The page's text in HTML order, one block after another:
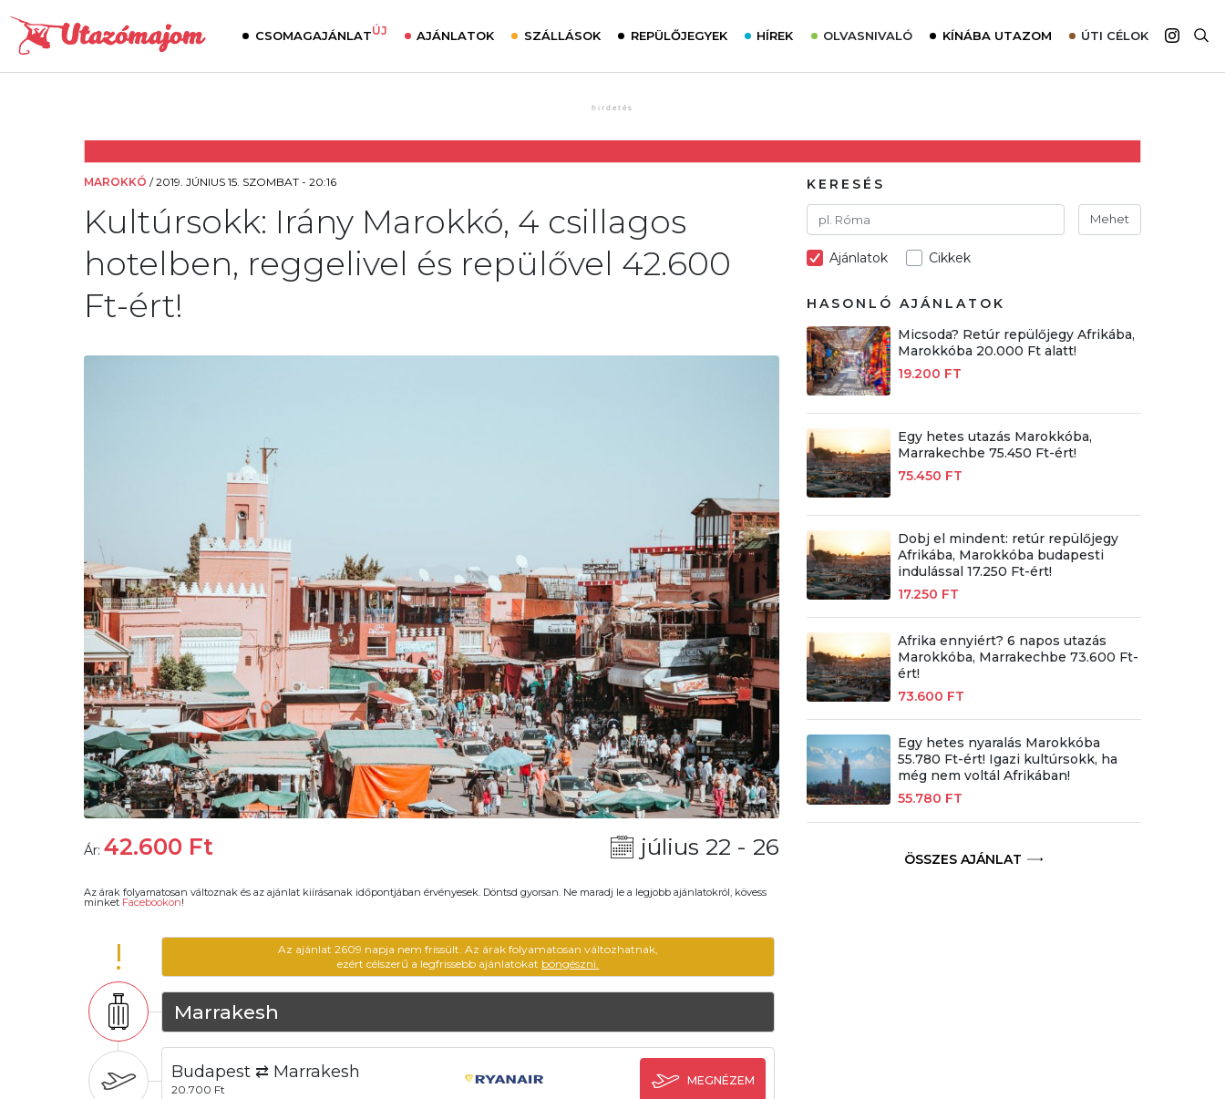
CSOMAGAJÁNLATÚJ AJÁNLATOK SZÁLLÁSOK REPÜLŐJEGYEK HÍREK OLVASNIVALÓ
Utazómajom – CitySIM kártya a világutazóknak
Élménybeszámolók
Szállodalátogatás
Sajtómegjelenések
KÍNÁBA UTAZOM ÚTI CÉLOK
Afrika
MAROKKÓ /2019. JÚNIUS 15. SZOMBAT - 20:16
Kultúrsokk: Irány Marokkó, 4 csillagos
hotelben, reggelivel és repülővel 42.600
Ft-ért!
Ár: 42.600 Ft július 22 - 26
Az árak folyamatosan változnak és az ajánlat kiírásanak időpontjában érvényesek. Döntsd gyorsan. Ne maradj le a legjobb ajánlatokról, kövess
minket Facebookon!
!
Az ajánlat 2609 napja nem frissült. Az árak folyamatosan változhatnak,
ezért célszerű a legfrissebb ajánlatokat böngészni.
Marrakesh
Budapest ⇄ Marrakesh
20.700 Ft
MEGNÉZEM
KERESÉS
Mehet
Ajánlatok Cikkek
HASONLÓ AJÁNLATOK
Micsoda? Retúr repülőjegy Afrikába,
Marokkóba 20.000 Ft alatt!
19.200 FT
Egy hetes utazás Marokkóba,
Marrakechbe 75.450 Ft-ért!
75.450 FT
Dobj el mindent: retúr repülőjegy
Afrikába, Marokkóba budapesti
indulással 17.250 Ft-ért!
17.250 FT
Afrika ennyiért? 6 napos utazás
Marokkóba, Marrakechbe 73.600 Ft-
ért!
73.600 FT
Egy hetes nyaralás Marokkóba
55.780 Ft-ért! Igazi kultúrsokk, ha
még nem voltál Afrikában!
55.780 FT
ÖSSZES AJÁNLAT